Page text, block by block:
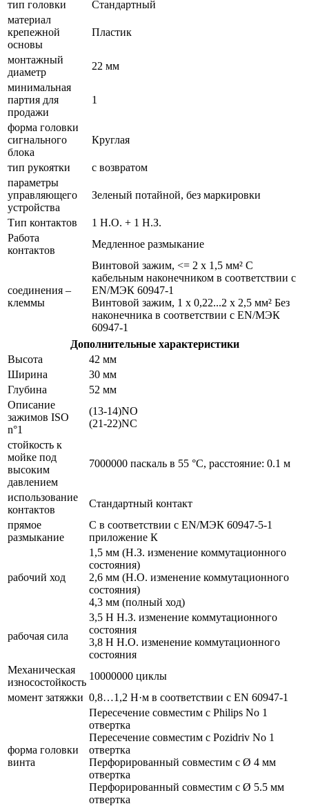
тип головки
Стандартный
материал
крепежной
основы
Пластик
монтажный
диаметр
22 мм
минимальная
партия для
продажи
1
форма головки
сигнального
блока
Круглая
тип рукоятки
с возвратом
параметры
управляющего
устройства
Зеленый потайной, без маркировки
Тип контактов
1 Н.О. + 1 Н.З.
Работа
контактов
Медленное размыкание
соединения –
клеммы
Винтовой зажим, <= 2 x 1,5 мм² С
кабельным наконечником в соответствии с
EN/МЭК 60947-1
Винтовой зажим, 1 x 0,22...2 x 2,5 мм² Без
наконечника в соответствии с EN/МЭК
60947-1
Дополнительные характеристики
Высота
42 мм
Ширина
30 мм
Глубина
52 мм
Описание
зажимов ISO
n°1
(13-14)NO
(21-22)NC
стойкость к
мойке под
высоким
давлением
7000000 паскаль в 55 °C, расстояние: 0.1 м
использование
контактов
Стандартный контакт
прямое
размыкание
С в соответствии с EN/МЭК 60947-5-1
приложение К
рабочий ход
1,5 мм (Н.З. изменение коммутационного
состояния)
2,6 мм (Н.О. изменение коммутационного
состояния)
4,3 мм (полный ход)
рабочая сила
3,5 Н Н.З. изменение коммутационного
состояния
3,8 Н Н.О. изменение коммутационного
состояния
Механическая
износостойкость
10000000 циклы
момент затяжки 0,8…1,2 Н·м в соответствии с EN 60947-1
форма головки
винта
Пересечение совместим с Philips No 1
отвертка
Пересечение совместим с Pozidriv No 1
отвертка
Перфорированный совместим с Ø 4 мм
отвертка
Перфорированный совместим с Ø 5.5 мм
отвертка